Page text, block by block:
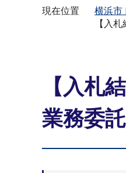
現在位置 横浜市
【入
【入札
業務委託